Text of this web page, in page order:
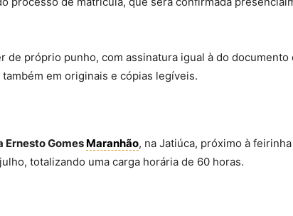
próprio punho, com assinatura igual à do
em originais e cópias legíveis.
Ernesto Gomes Maranhão, na Jatiúca, próximo à
totalizando uma carga horária de 60 horas.